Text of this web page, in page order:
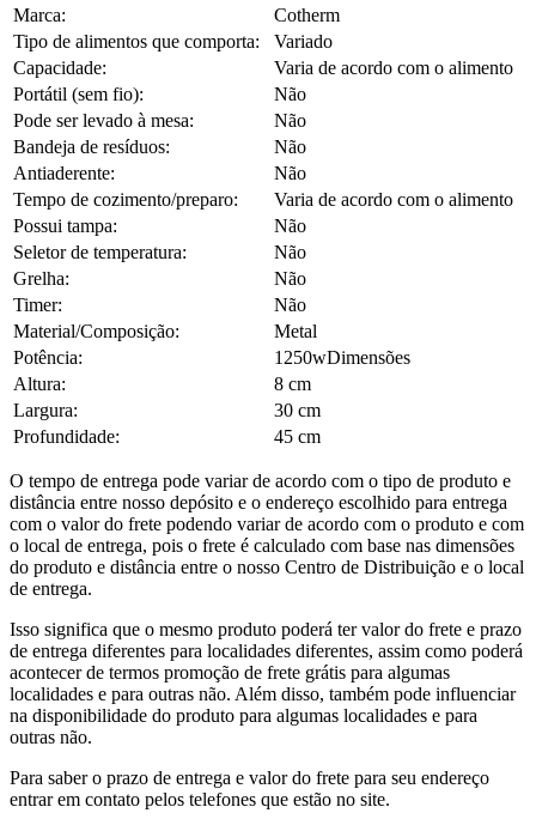
Marca:
Cotherm
Tipo de alimentos que comporta:
Variado
Capacidade:
Varia de acordo com o alimento
Portátil (sem fio):
Não
Pode ser levado à mesa:
Não
Bandeja de resíduos:
Não
Antiaderente:
Não
Tempo de cozimento/preparo:
Varia de acordo com o alimento
Possui tampa:
Não
Seletor de temperatura:
Não
Grelha:
Não
Timer:
Não
Material/Composição:
Metal
Potência:
1250wDimensões
Altura:
8 cm
Largura:
30 cm
Profundidade:
45 cm
O tempo de entrega pode variar de acordo com o tipo de produto e
distância entre nosso depósito e o endereço escolhido para entrega
com o valor do frete podendo variar de acordo com o produto e com
o local de entrega, pois o frete é calculado com base nas dimensões
do produto e distância entre o nosso Centro de Distribuição e o local
de entrega.
Isso significa que o mesmo produto poderá ter valor do frete e prazo
de entrega diferentes para localidades diferentes, assim como poderá
acontecer de termos promoção de frete grátis para algumas
localidades e para outras não. Além disso, também pode influenciar
na disponibilidade do produto para algumas localidades e para
outras não.
Para saber o prazo de entrega e valor do frete para seu endereço
entrar em contato pelos telefones que estão no site.